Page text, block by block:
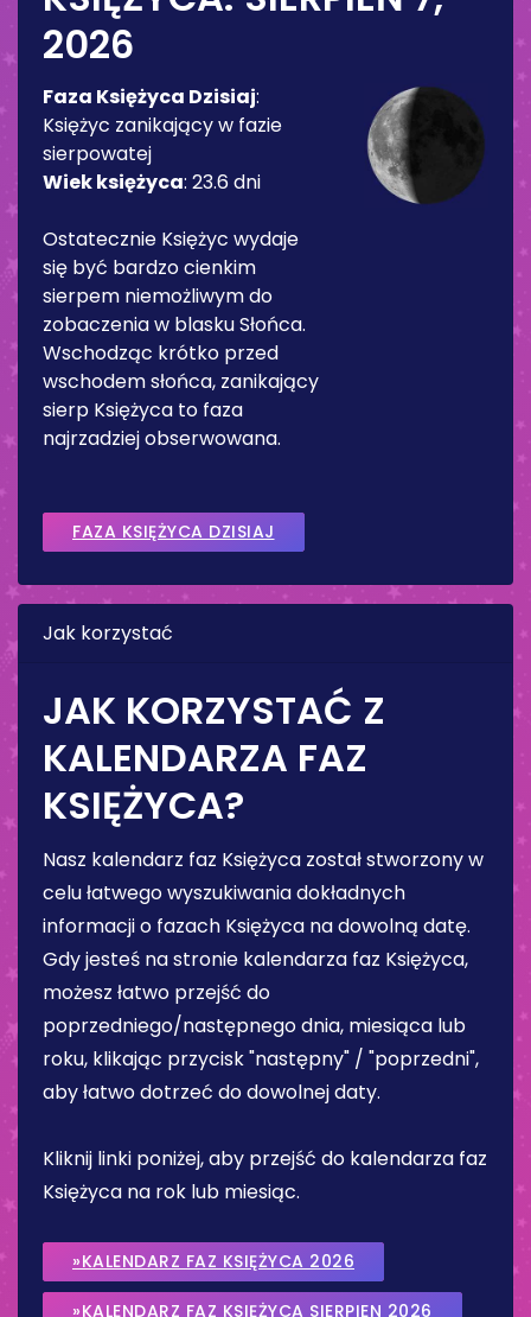
2026
Faza Księżyca Dzisiaj:
Księżyc zanikający w fazie
sierpowatej
Wiek księżyca: 23.6 dni
Ostatecznie Księżyc wydaje
się być bardzo cienkim
sierpem niemożliwym do
zobaczenia w blasku Słońca.
Wschodząc krótko przed
wschodem słońca, zanikający
sierp Księżyca to faza
najrzadziej obserwowana.
FAZA KSIĘŻYCA DZISIAJ
Jak korzystać
JAK KORZYSTAĆ Z
KALENDARZA FAZ
KSIĘŻYCA?
Nasz kalendarz faz Księżyca został stworzony w
celu łatwego wyszukiwania dokładnych
informacji o fazach Księżyca na dowolną datę.
Gdy jesteś na stronie kalendarza faz Księżyca,
możesz łatwo przejść do
poprzedniego/następnego dnia, miesiąca lub
roku, klikając przycisk "następny" / "poprzedni",
aby łatwo dotrzeć do dowolnej daty.
Kliknij linki poniżej, aby przejść do kalendarza faz
Księżyca na rok lub miesiąc.
»KALENDARZ FAZ KSIĘŻYCA 2026
»KALENDARZ FAZ KSIĘŻYCA SIERPIEN 2026